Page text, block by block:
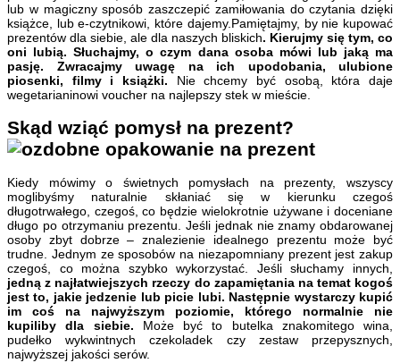
lub w magiczny sposób zaszczepić zamiłowania do czytania dzięki
książce, lub e-czytnikowi, które dajemy.Pamiętajmy, by nie kupować
prezentów dla siebie, ale dla naszych bliskich. Kierujmy się tym, co
oni lubią. Słuchajmy, o czym dana osoba mówi lub jaką ma
pasję. Zwracajmy uwagę na ich upodobania, ulubione
piosenki, filmy i książki. Nie chcemy być osobą, która daje
wegetarianinowi voucher na najlepszy stek w mieście.
Skąd wziąć pomysł na prezent?
Kiedy mówimy o świetnych pomysłach na prezenty, wszyscy
moglibyśmy naturalnie skłaniać się w kierunku czegoś
długotrwałego, czegoś, co będzie wielokrotnie używane i doceniane
długo po otrzymaniu prezentu. Jeśli jednak nie znamy obdarowanej
osoby zbyt dobrze – znalezienie idealnego prezentu może być
trudne. Jednym ze sposobów na niezapomniany prezent jest zakup
czegoś, co można szybko wykorzystać. Jeśli słuchamy innych,
jedną z najłatwiejszych rzeczy do zapamiętania na temat kogoś
jest to, jakie jedzenie lub picie lubi. Następnie wystarczy kupić
im coś na najwyższym poziomie, którego normalnie nie
kupiliby dla siebie. Może być to butelka znakomitego wina,
pudełko wykwintnych czekoladek czy zestaw przepysznych,
najwyższej jakości serów.